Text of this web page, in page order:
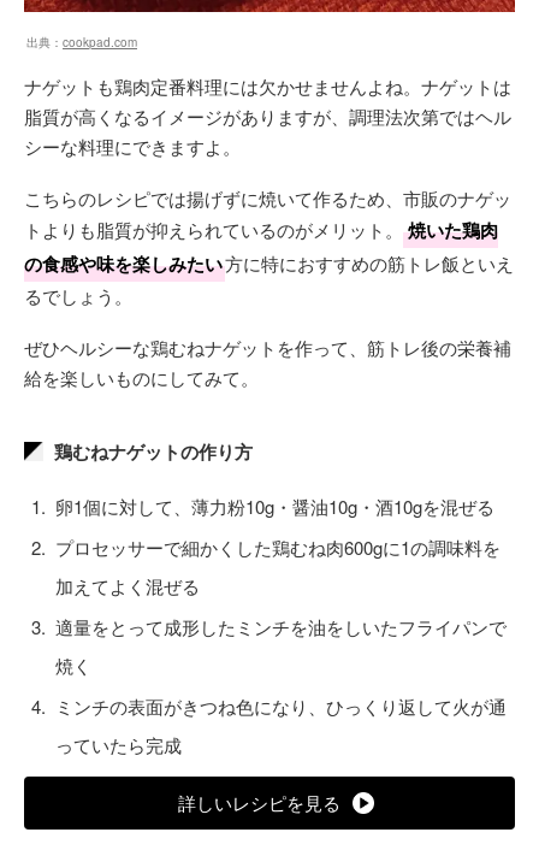
出典： cookpad.com
ナゲットも鶏肉定番料理には欠かせませんよね。ナゲットは
脂質が高くなるイメージがありますが、調理法次第ではヘル
シーな料理にできますよ。
こちらのレシピでは揚げずに焼いて作るため、市販のナゲッ
トよりも脂質が抑えられているのがメリット。
焼いた鶏肉
の食感や味を楽しみたい方に特におすすめの筋トレ飯といえ
るでしょう。
ぜひヘルシーな鶏むねナゲットを作って、筋トレ後の栄養補
給を楽しいものにしてみて。
鶏むねナゲットの作り方
卵1個に対して、薄力粉10g・醤油10g・酒10gを混ぜる
プロセッサーで細かくした鶏むね肉600gに1の調味料を
加えてよく混ぜる
適量をとって成形したミンチを油をしいたフライパンで
焼く
ミンチの表面がきつね色になり、ひっくり返して火が通
っていたら完成
詳しいレシピを見る